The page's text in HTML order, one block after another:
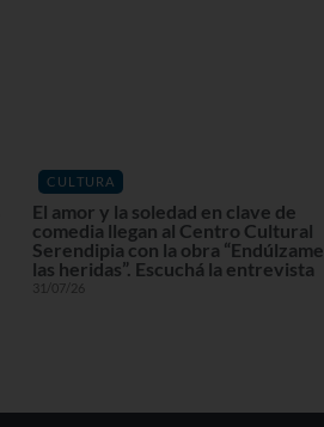
CULTURA
El amor y la soledad en clave de
comedia llegan al Centro Cultural
Serendipia con la obra “Endúlzame
las heridas”. Escuchá la entrevista
31/07/26